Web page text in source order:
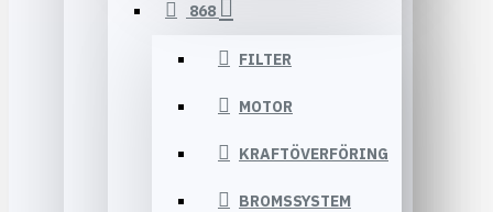
868
FILTER
MOTOR
KRAFTÖVERFÖRING
BROMSSYSTEM